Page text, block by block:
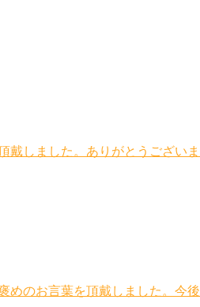
しました。ありがとうござい
のお言葉を頂戴しました。今